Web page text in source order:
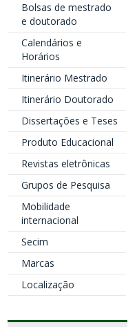
Bolsas de mestrado
e doutorado
Calendários e
Horários
Itinerário Mestrado
Itinerário Doutorado
Dissertações e Teses
Produto Educacional
Revistas eletrônicas
Grupos de Pesquisa
Mobilidade
internacional
Secim
Marcas
Localização